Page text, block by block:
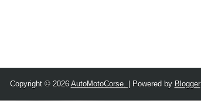
Copyright © 2026 AutoMotoCorse. | Powered by Blogger